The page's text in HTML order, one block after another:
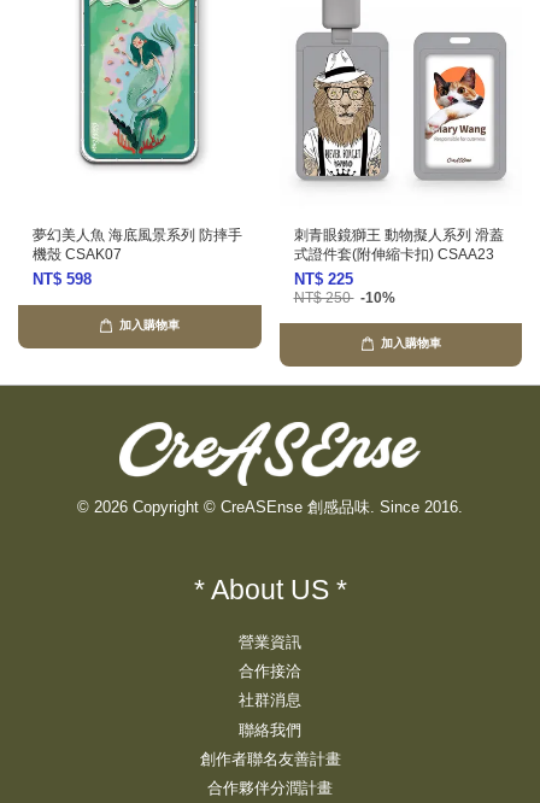
夢幻美人魚 海底風景系列 防摔手
機殼 CSAK07
NT$ 598
加入購物車
刺青眼鏡獅王 動物擬人系列 滑蓋
式證件套(附伸縮卡扣) CSAA23
NT$ 225
NT$ 250 -10%
加入購物車
© 2026 Copyright © CreASEnse 創感品味. Since 2016.
* About US *
營業資訊
合作接洽
社群消息
聯絡我們
創作者聯名友善計畫
合作夥伴分潤計畫